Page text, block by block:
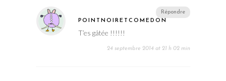
Répondre
POINTNOIRETCOMEDON
T’es gâtée !!!!!!
24 septembre 2014 at 21 h 02 min